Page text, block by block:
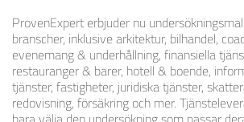
ProvenExpert erbjuder nu
branscher, inklusive arkitektur, bilhandel,
evenemang & underhållning, finansiella
restauranger & barer, hotell & boende,
tjänster, fastigheter, juridiska tjänster,
redovisning, försäkring och mer.